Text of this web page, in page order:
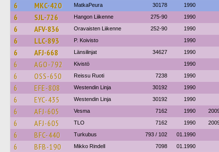
6 MKC-420 MatkaPeura 30178 1990
6 SJL-726 Hangon Liikenne 275-90 1990
6 AFV-836 Oravaisten Liikenne 252-90 1990
6 LLC-893 P. Koivisto 1990
6 AFJ-668 Länsilinjat 34627 1990
6 AGO-792 Kivistö 1990
6 OSS-650 Reissu Ruoti 7238 1990
6 EFE-808 Westendin Linja 30192 1990
6 EYC-435 Westendin Linja 30192 1990
6 AFJ-605 Vesma 7162 1990
6 AFJ-605 TLO 7162 1990
6 BFC-440 Turkubus 793 / 102 01.1990
6 BFB-190 Mikko Rindell 7098 01.1990